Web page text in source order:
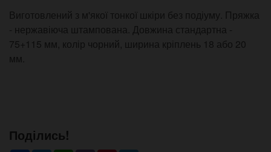
Виготовлений з м'якої тонкої шкіри без подіуму. Пряжка
- нержавіюча штампована. Довжина стандартна -
75+115 мм, колір чорний, ширина кріплень 18 або 20
мм.
Поділись!